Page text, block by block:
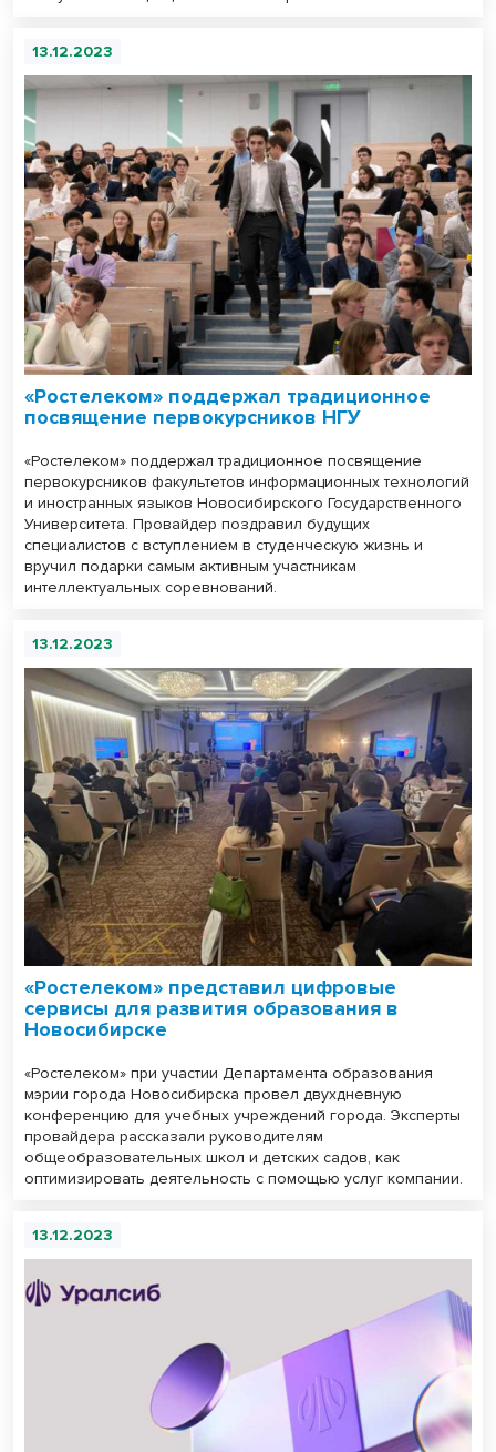
13.12.2023
«Ростелеком» поддержал традиционное
посвящение первокурсников НГУ
«Ростелеком» поддержал традиционное посвящение
первокурсников факультетов информационных технологий
и иностранных языков Новосибирского Государственного
Университета. Провайдер поздравил будущих
специалистов с вступлением в студенческую жизнь и
вручил подарки самым активным участникам
интеллектуальных соревнований.
13.12.2023
«Ростелеком» представил цифровые
сервисы для развития образования в
Новосибирске
«Ростелеком» при участии Департамента образования
мэрии города Новосибирска провел двухдневную
конференцию для учебных учреждений города. Эксперты
провайдера рассказали руководителям
общеобразовательных школ и детских садов, как
оптимизировать деятельность с помощью услуг компании.
13.12.2023